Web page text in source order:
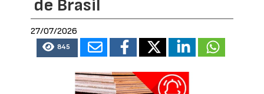
de Brasil
27/07/2026
845